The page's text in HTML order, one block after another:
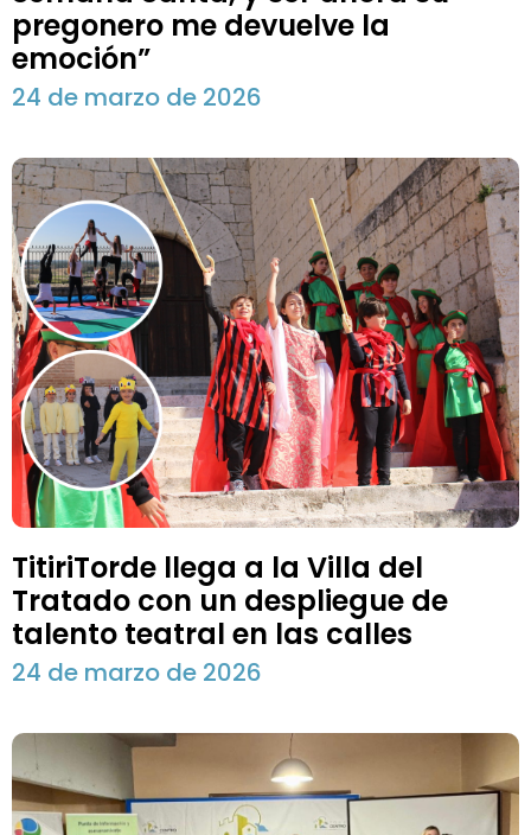
pregonero me devuelve la
emoción”
24 de marzo de 2026
TitiriTorde llega a la Villa del
Tratado con un despliegue de
talento teatral en las calles
24 de marzo de 2026